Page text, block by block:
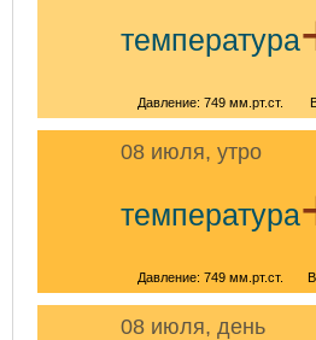
температура
Давление: 749 мм.рт.ст.
08 июля, утро
температура
Давление: 749 мм.рт.ст.
08 июля, день